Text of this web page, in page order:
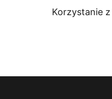
Korzystanie